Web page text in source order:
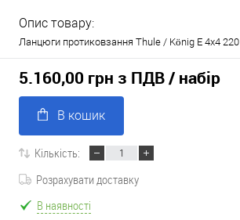
Опис товару:
Ланцюги протиковзання Thule / König E 4x4 220
5.160,00 грн з ПДВ/ набір
В кошик
Кількість:
Розрахувати доставку
В наявності